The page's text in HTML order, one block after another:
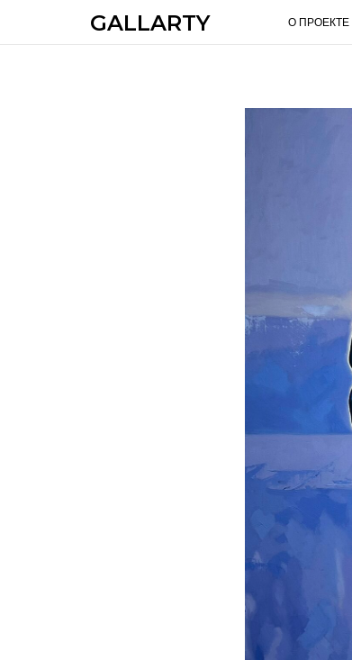
О ПРОЕКТЕ
GALLARTY